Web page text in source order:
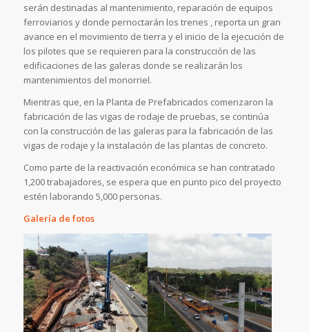
serán destinadas al mantenimiento, reparación de equipos
ferroviarios y donde pernoctarán los trenes , reporta un gran
avance en el movimiento de tierra y el inicio de la ejecución de
los pilotes que se requieren para la construcción de las
edificaciones de las galeras donde se realizarán los
mantenimientos del monorriel.
Mientras que, en la Planta de Prefabricados comenzaron la
fabricación de las vigas de rodaje de pruebas, se continúa
con la construcción de las galeras para la fabricación de las
vigas de rodaje y la instalación de las plantas de concreto.
Como parte de la reactivación económica se han contratado
1,200 trabajadores, se espera que en punto pico del proyecto
estén laborando 5,000 personas.
Galería de fotos